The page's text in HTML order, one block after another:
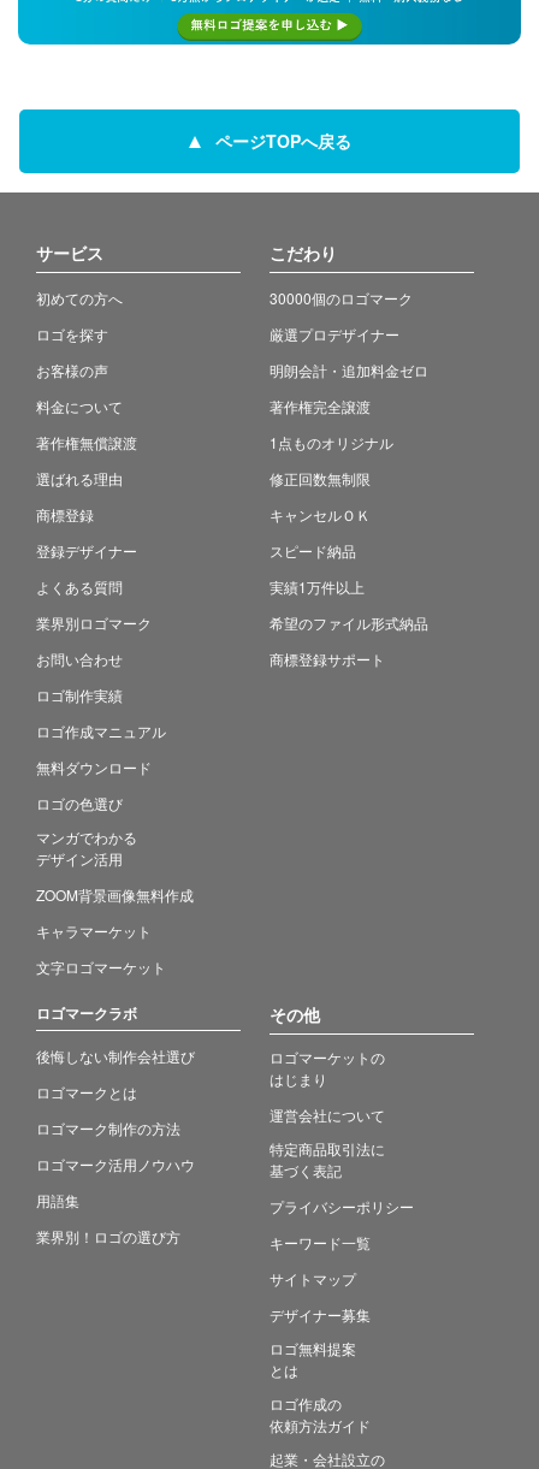
ページTOPへ戻る
サービス
初めての方へ
ロゴを探す
お客様の声
料金について
著作権無償譲渡
選ばれる理由
商標登録
登録デザイナー
よくある質問
業界別ロゴマーク
お問い合わせ
ロゴ制作実績
ロゴ作成マニュアル
無料ダウンロード
ロゴの色選び
マンガでわかる
デザイン活用
ZOOM背景画像無料作成
キャラマーケット
文字ロゴマーケット
こだわり
30000個のロゴマーク
厳選プロデザイナー
明朗会計・追加料金ゼロ
著作権完全譲渡
1点ものオリジナル
修正回数無制限
キャンセルＯＫ
スピード納品
実績1万件以上
希望のファイル形式納品
商標登録サポート
ロゴマークラボ
後悔しない制作会社選び
ロゴマークとは
ロゴマーク制作の方法
ロゴマーク活用ノウハウ
用語集
業界別！ロゴの選び方
その他
ロゴマーケットの
はじまり
運営会社について
特定商品取引法に
基づく表記
プライバシーポリシー
キーワード一覧
サイトマップ
デザイナー募集
ロゴ無料提案
とは
ロゴ作成の
依頼方法ガイド
起業・会社設立の